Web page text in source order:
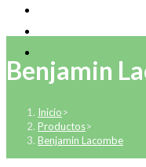
Benjamin
Inicio>
Productos>
Benjamin Lacombe